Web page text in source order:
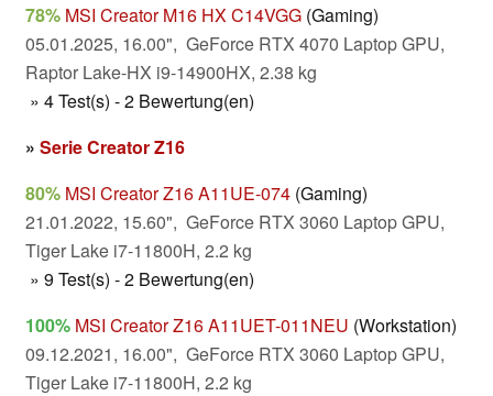
78% MSI Creator M16 HX C14VGG (Gaming)
05.01.2025, 16.00", GeForce RTX 4070 Laptop GPU,
Raptor Lake-HX i9-14900HX, 2.38 kg
» 4 Test(s) - 2 Bewertung(en)
» Serie Creator Z16
80% MSI Creator Z16 A11UE-074 (Gaming)
21.01.2022, 15.60", GeForce RTX 3060 Laptop GPU,
Tiger Lake i7-11800H, 2.2 kg
» 9 Test(s) - 2 Bewertung(en)
100% MSI Creator Z16 A11UET-011NEU (Workstation)
09.12.2021, 16.00", GeForce RTX 3060 Laptop GPU,
Tiger Lake i7-11800H, 2.2 kg